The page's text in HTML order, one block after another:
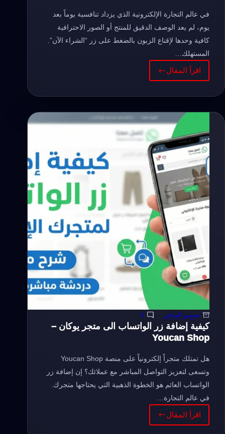
في عالم التجارة الإلكترونية الذي يزداد تنافسية يوماً بعد
يوم، لم يعد الوصف الدقيق للمنتج أو الصور الاحترافية
كافية وحدها لإقناع الزبون بالضغط على زر “الشراء الآن”.
المستهلك…
اقرأ المقال
طريقة
الزبناء
بالصوت
في
متجر
تصميم المتاجر 5
كيفية إضافة زر الواتساب الى متجر يوكان –
Youcan Shop
هل تمتلك متجراً إلكترونياً على منصة Youcan Shop
وتسعى لتعزيز التواصل المباشر مع عملائك؟ إن إضافة زر
الواتساب العائم هو الخطوة الذهبية التي يحتاجها متجرك.
في عالم التجارة…
اقرأ المقال
كيفية